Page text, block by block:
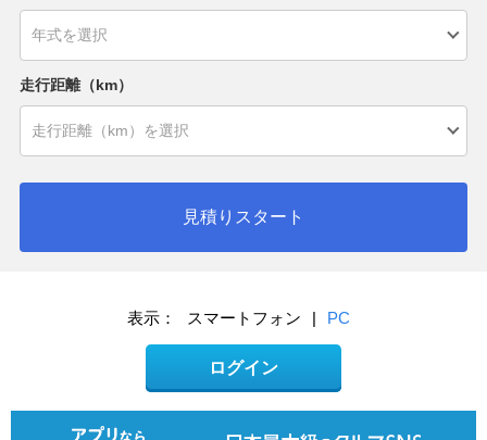
走行距離（km）
見積りスタート
表示： スマートフォン | PC
ログイン